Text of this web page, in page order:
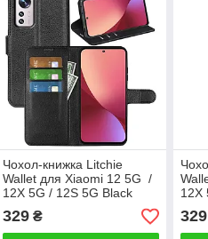
Чохол-книжка Litchie
Wallet для Xiaomi 12 5G /
12X 5G / 12S 5G Black
329₴
12X
329